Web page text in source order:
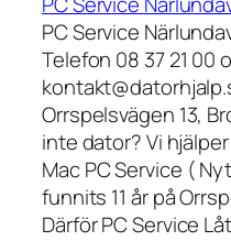
PC Service
Telefon 08 37 21 00
Orrspelsvägen 13,
inte dator? Vi
Mac PC Service (
funnits 11 år på
Därför PC Service